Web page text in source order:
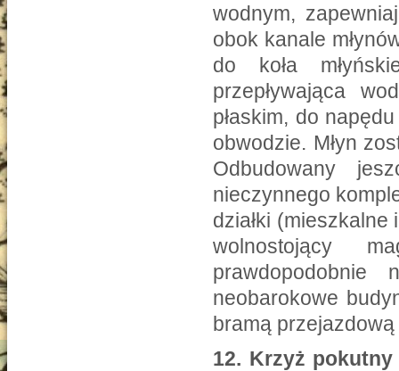
wodnym,
obok kanale
do koła
przepływająca
płaskim, do
obwodzie. Młyn
Odbudowany
nieczynnego
działki
wolnostojący
neobarokowe
bramą
12. Krzyż pokutny